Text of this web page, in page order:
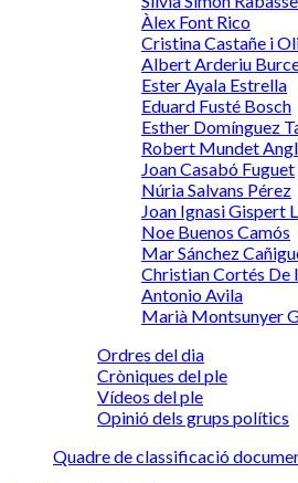
Àlex Font Rico
Cristina Castañe i
Albert Arderiu
Ester Ayala Estrella
Eduard Fusté Bosch
Esther Domínguez
Robert Mundet
Joan Casabó Fuguet
Núria Salvans Pérez
Joan Ignasi Gispert
Noe Buenos Camós
Mar Sánchez
Christian Cortés De
Antonio Avila
Marià Montsunyer
Ordres del dia
Cròniques del ple
Vídeos del ple
Opinió dels grups polítics
Quadre de classificació